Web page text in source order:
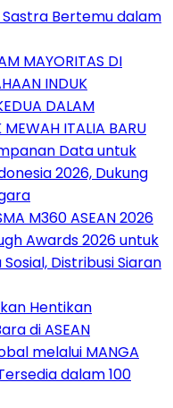
Sastra Bertemu dalam
MAYORITAS DI
INDUK
DALAM
ITALIA BARU
Data untuk
2026, Dukung
M360 ASEAN 2026
Awards 2026 untuk
Distribusi Siaran
Hentikan
di ASEAN
melalui MANGA
dalam 100